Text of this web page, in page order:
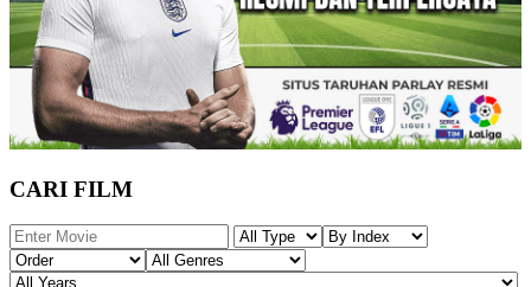
CARI FILM